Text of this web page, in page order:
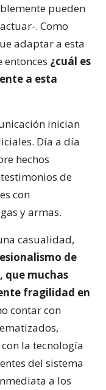
pueden
. Como
adaptar a esta
¿cuál es
a esta
inician
Día a día
hechos
de
con
y armas.
casualidad,
de
que muchas
fragilidad en
contar con
la tecnología
del sistema
a los